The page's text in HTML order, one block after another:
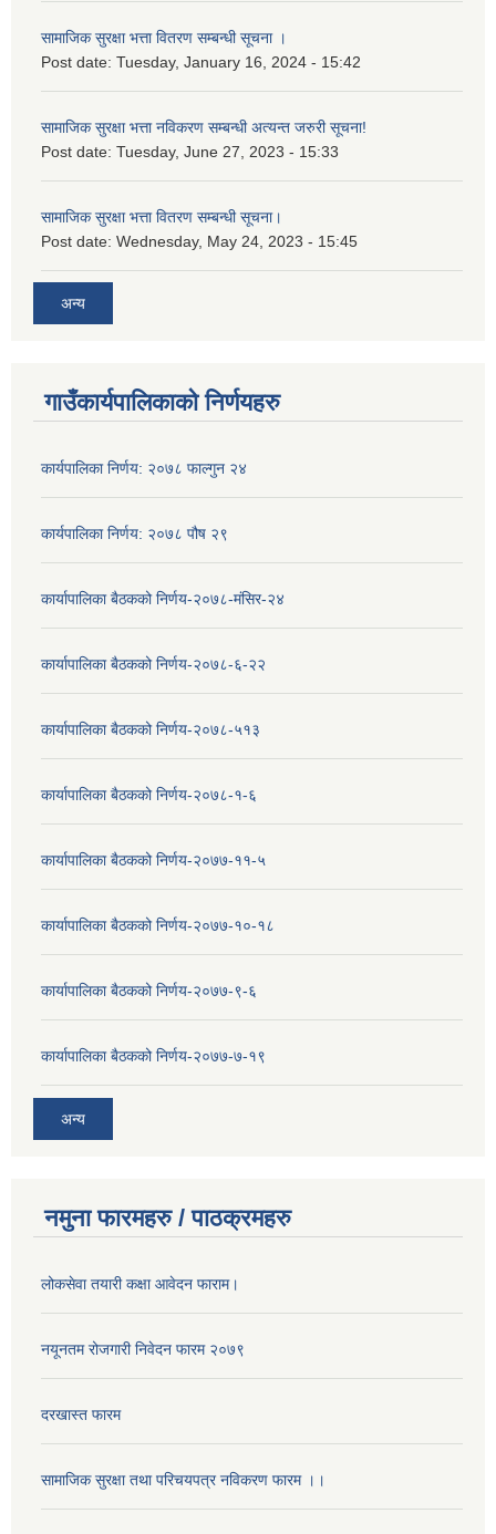
सामाजिक सुरक्षा भत्ता वितरण सम्बन्धी सूचना ।
Post date: Tuesday, January 16, 2024 - 15:42
सामाजिक सुरक्षा भत्ता नविकरण सम्बन्धी अत्यन्त जरुरी सूचना!
Post date: Tuesday, June 27, 2023 - 15:33
सामाजिक सुरक्षा भत्ता वितरण सम्बन्धी सूचना।
Post date: Wednesday, May 24, 2023 - 15:45
अन्य
गाउँकार्यपालिकाको निर्णयहरु
कार्यपालिका निर्णय: २०७८ फाल्गुन २४
कार्यपालिका निर्णय: २०७८ पौष २९
कार्यापालिका बैठकको निर्णय-२०७८-मंसिर-२४
कार्यापालिका बैठकको निर्णय-२०७८-६-२२
कार्यापालिका बैठकको निर्णय-२०७८-५१३
कार्यापालिका बैठकको निर्णय-२०७८-१-६
कार्यापालिका बैठकको निर्णय-२०७७-११-५
कार्यापालिका बैठकको निर्णय-२०७७-१०-१८
कार्यापालिका बैठकको निर्णय-२०७७-९-६
कार्यापालिका बैठकको निर्णय-२०७७-७-१९
अन्य
नमुना फारमहरु / पाठक्रमहरु
लोकसेवा तयारी कक्षा आवेदन फाराम।
नयूनतम रोजगारी निवेदन फारम २०७९
दरखास्त फारम
सामाजिक सुरक्षा तथा परिचयपत्र नविकरण फारम ।।